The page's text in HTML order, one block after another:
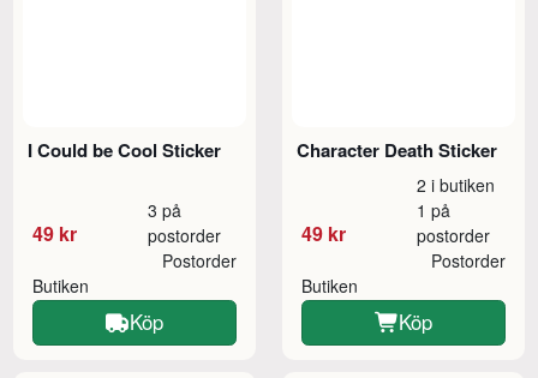
I Could be Cool Sticker
49 kr
3 på
postorder
Butiken
Postorder
Köp
Character Death Sticker
49 kr
2 i butiken
1 på
postorder
Butiken
Postorder
Köp